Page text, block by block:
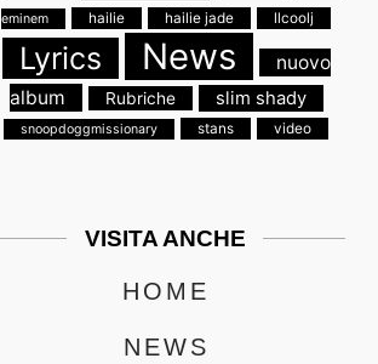
eminem
hailie hailie jade llcoolj
Lyrics News
nuovo
album
Rubriche slim shady
snoopdoggmissionary stans video
VISITA ANCHE
HOME
NEWS